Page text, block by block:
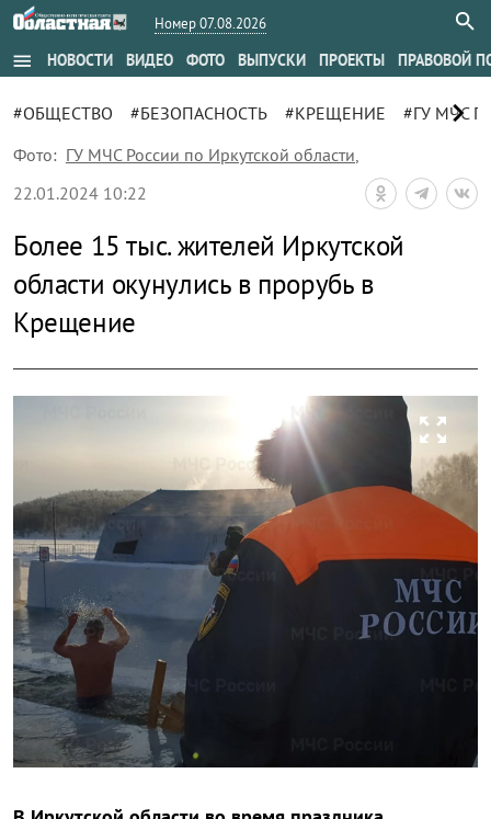
Номер 07.08.2026
menu НОВОСТИ ВИДЕО ФОТО ВЫПУСКИ ПРОЕКТЫ ПРАВОВОЙ
#ОБЩЕСТВО #БЕЗОПАСНОСТЬ #КРЕЩЕНИЕ #ГУ МЧС
chevron_right
Фото: ГУ МЧС России по Иркутской области,
22.01.2024 10:22
Более 15 тыс. жителей Иркутской
области окунулись в прорубь в
Крещение
zoom_out_map